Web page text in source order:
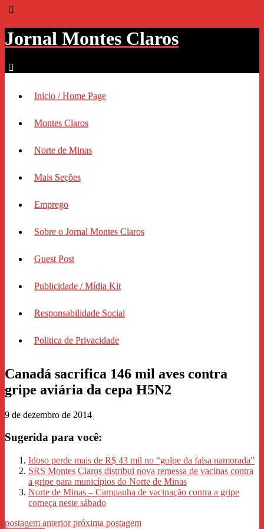
Jornal Montes Claros
Inicio / Home Page
Montes Claros
Norte de Minas
Mais Seções
Emprego
Sobre o Jornal Montes Claros
Guest Post
Publicidade / Mídia Kit
Responsabilidade Social
Politica de Privacidade
Canadá sacrifica 146 mil aves contra
gripe aviária da cepa H5N2
9 de dezembro de 2014
Sugerida para você:
Idoso perde mais de R$ 43 mil no “golpe da falsa namorada”
SRS Montes Claros distribui nova remessa de vacinas contra
a gripe para municípios do Norte de Minas
Norte de Minas – Campanha de vacinação contra a gripe
começa neste sábado
postagem anteriorpróxima postagem